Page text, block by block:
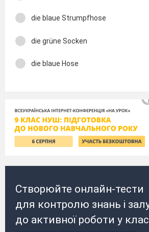
die blaue Strumpfhose
die grüne Socken
die blaue Hose
Створюйте онлайн-тести
для контролю знань і
до активної роботи у